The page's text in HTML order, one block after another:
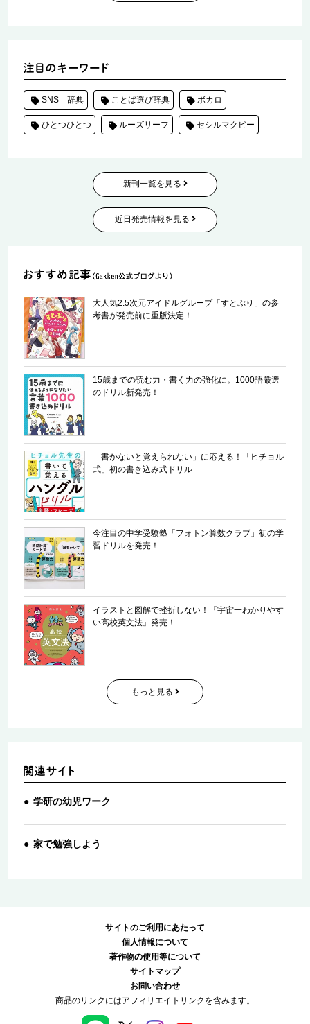
SNS 辞典 ことば選び辞典 ボカロ
ひとつひとつ ルーズリーフ セシルマクビー
新刊一覧を見る
近日発売情報を見る
大人気2.5次元アイドルグループ「すとぷり」の参
考書が発売前に重版決定！
15歳までの読む力・書く力の強化に。1000語厳選
のドリル新発売！
「書かないと覚えられない」に応える！「ヒチョル
式」初の書き込み式ドリル
今注目の中学受験塾「フォトン算数クラブ」初の学
習ドリルを発売！
イラストと図解で挫折しない！『宇宙一わかりやす
い高校英文法』発売！
もっと見る
学研の幼児ワーク
家で勉強しよう
サイトのご利用にあたって
個人情報について
著作物の使用等について
サイトマップ
お問い合わせ
商品のリンクにはアフィリエイトリンクを含みます。